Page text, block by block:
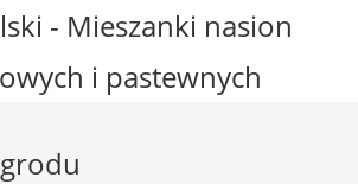
- Mieszanki nasion
i pastewnych